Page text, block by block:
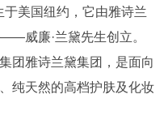
美国纽约，它由雅诗兰
威廉·兰黛先生创立。
团雅诗兰黛集团，是面向
纯天然的高档护肤及化妆